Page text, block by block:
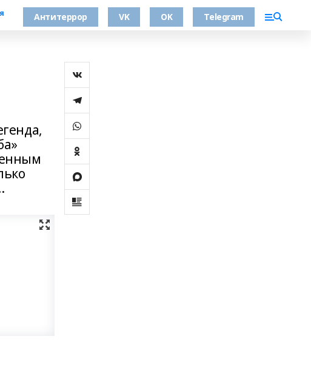
Антитеррор VK OK Telegram